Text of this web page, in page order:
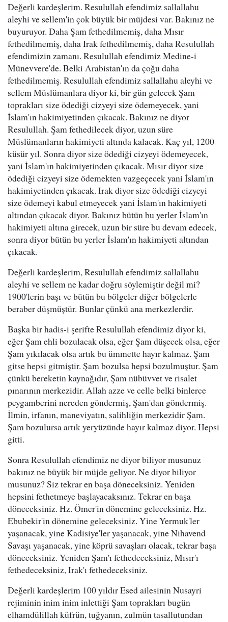
Değerli kardeşlerim. Resulullah efendimiz sallallahu
aleyhi ve sellem'in çok büyük bir müjdesi var. Bakınız ne
buyuruyor. Daha Şam fethedilmemiş, daha Mısır
fethedilmemiş, daha Irak fethedilmemiş, daha Resulullah
efendimizin zamanı. Resulullah efendimiz Medine-i
Münevvere'de. Belki Arabistan'ın da çoğu daha
fethedilmemiş. Resulullah efendimiz sallallahu aleyhi ve
sellem Müslümanlara diyor ki, bir gün gelecek Şam
toprakları size ödediği cizyeyi size ödemeyecek, yani
İslam'ın hakimiyetinden çıkacak. Bakınız ne diyor
Resulullah. Şam fethedilecek diyor, uzun süre
Müslümanların hakimiyeti altında kalacak. Kaç yıl, 1200
küsür yıl. Sonra diyor size ödediği cizyeyi ödemeyecek,
yani İslam'ın hakimiyetinden çıkacak. Mısır diyor size
ödediği cizyeyi size ödemekten vazgeçecek yani İslam'ın
hakimiyetinden çıkacak. Irak diyor size ödediği cizyeyi
size ödemeyi kabul etmeyecek yani İslam'ın hakimiyeti
altından çıkacak diyor. Bakınız bütün bu yerler İslam'ın
hakimiyeti altına girecek, uzun bir süre bu devam edecek,
sonra diyor bütün bu yerler İslam'ın hakimiyeti altından
çıkacak.
Değerli kardeşlerim, Resulullah efendimiz sallallahu
aleyhi ve sellem ne kadar doğru söylemiştir değil mi?
1900'lerin başı ve bütün bu bölgeler diğer bölgelerle
beraber düşmüştür. Bunlar çünkü ana merkezlerdir.
Başka bir hadis-i şerifte Resulullah efendimiz diyor ki,
eğer Şam ehli bozulacak olsa, eğer Şam düşecek olsa, eğer
Şam yıkılacak olsa artık bu ümmette hayır kalmaz. Şam
gitse hepsi gitmiştir. Şam bozulsa hepsi bozulmuştur. Şam
çünkü bereketin kaynağıdır, Şam nübüvvet ve risalet
pınarının merkezidir. Allah azze ve celle belki binlerce
peygamberini nereden göndermiş, Şam'dan göndermiş.
İlmin, irfanın, maneviyatın, salihliğin merkezidir Şam.
Şam bozulursa artık yeryüzünde hayır kalmaz diyor. Hepsi
gitti.
Sonra Resulullah efendimiz ne diyor biliyor musunuz
bakınız ne büyük bir müjde geliyor. Ne diyor biliyor
musunuz? Siz tekrar en başa döneceksiniz. Yeniden
hepsini fethetmeye başlayacaksınız. Tekrar en başa
döneceksiniz. Hz. Ömer'in dönemine geleceksiniz. Hz.
Ebubekir'in dönemine geleceksiniz. Yine Yermuk'ler
yaşanacak, yine Kadisiye'ler yaşanacak, yine Nihavend
Savaşı yaşanacak, yine köprü savaşları olacak, tekrar başa
döneceksiniz. Yeniden Şam'ı fethedeceksiniz, Mısır'ı
fethedeceksiniz, Irak'ı fethedeceksiniz.
Değerli kardeşlerim 100 yıldır Esed ailesinin Nusayri
rejiminin inim inim inlettiği Şam toprakları bugün
elhamdülillah küfrün, tuğyanın, zulmün tasallutundan